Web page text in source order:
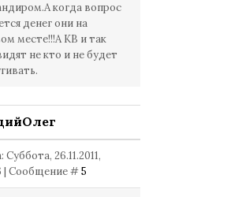
когда вопрос
денег они на
месте!!!А КВ и так
не кто и не будет
Суббота, 26.11.2011,
| Сообщение #5